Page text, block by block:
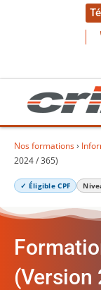
Nos formations›
2024 / 365)
✓ Éligible CPF
(Version